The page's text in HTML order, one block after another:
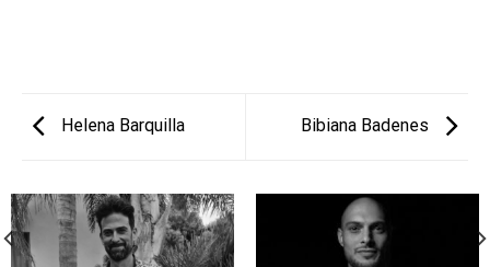
Helena Barquilla Bibiana Badenes